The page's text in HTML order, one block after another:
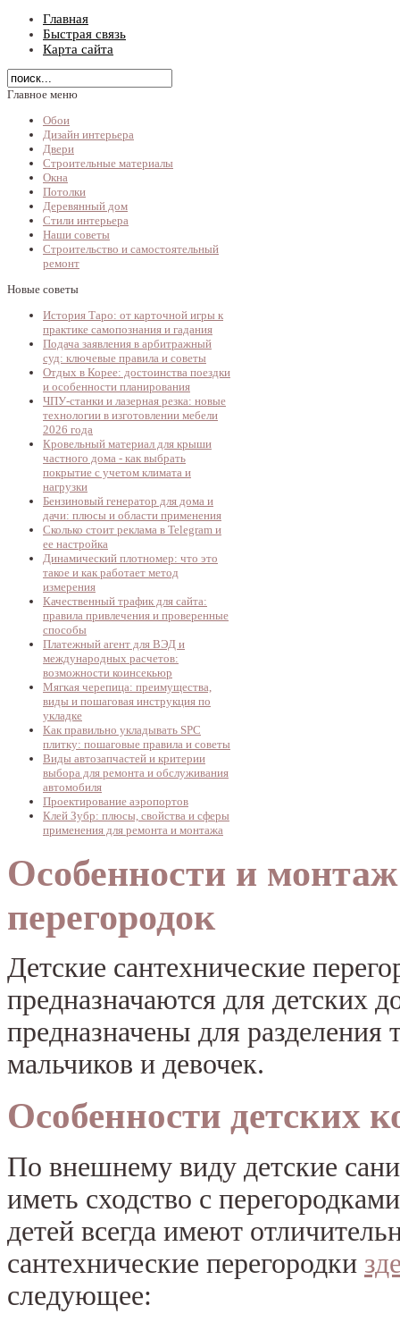
Главная
Быстрая связь
Карта сайта
Главное меню
Обои
Дизайн интерьера
Двери
Строительные материалы
Окна
Потолки
Деревянный дом
Стили интерьера
Наши советы
Строительство и самостоятельный
ремонт
Новые советы
История Таро: от карточной игры к
практике самопознания и гадания
Подача заявления в арбитражный
суд: ключевые правила и советы
Отдых в Корее: достоинства поездки
и особенности планирования
ЧПУ-станки и лазерная резка: новые
технологии в изготовлении мебели
2026 года
Кровельный материал для крыши
частного дома - как выбрать
покрытие с учетом климата и
нагрузки
Бензиновый генератор для дома и
дачи: плюсы и области применения
Сколько стоит реклама в Telegram и
ее настройка
Динамический плотномер: что это
такое и как работает метод
измерения
Качественный трафик для сайта:
правила привлечения и проверенные
способы
Платежный агент для ВЭД и
международных расчетов:
возможности коинсекьюр
Мягкая черепица: преимущества,
виды и пошаговая инструкция по
укладке
Как правильно укладывать SPC
плитку: пошаговые правила и советы
Виды автозапчастей и критерии
выбора для ремонта и обслуживания
автомобиля
Проектирование аэропортов
Клей Зубр: плюсы, свойства и сферы
применения для ремонта и монтажа
Особенности и
перегородок
Детские сантехнические
предназначаются для детских
предназначены для разделения
мальчиков и девочек.
Особенности детских
По внешнему виду детские
иметь сходство с
детей всегда имеют
сантехнические перегородки
следующее: